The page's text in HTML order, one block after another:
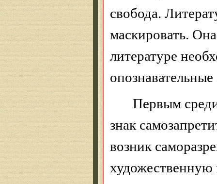
свобода.
маскировать.
литературе
опознавательные
Первым
знак
возник